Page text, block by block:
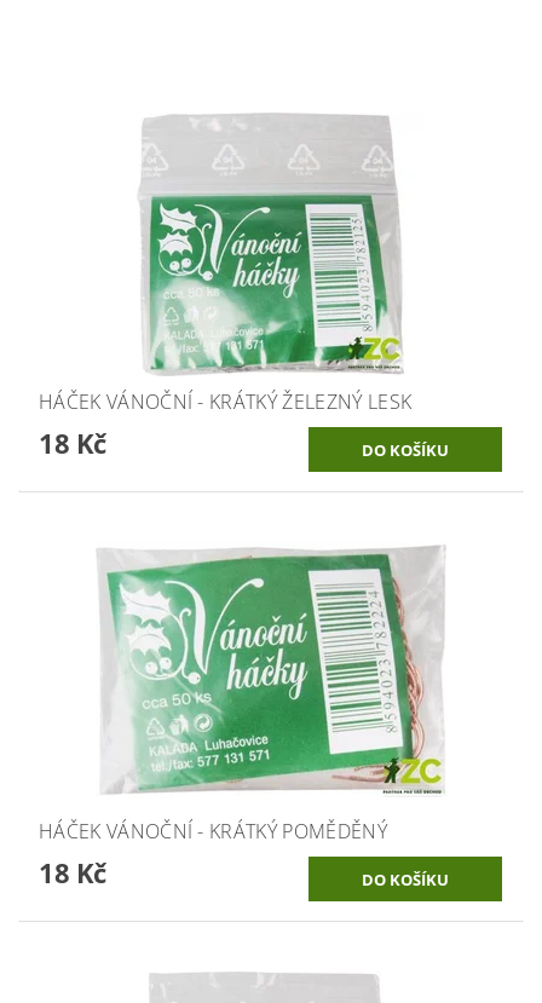
HÁČEK VÁNOČNÍ - KRÁTKÝ ŽELEZNÝ LESK
18 Kč
HÁČEK VÁNOČNÍ - KRÁTKÝ POMĚDĚNÝ
18 Kč